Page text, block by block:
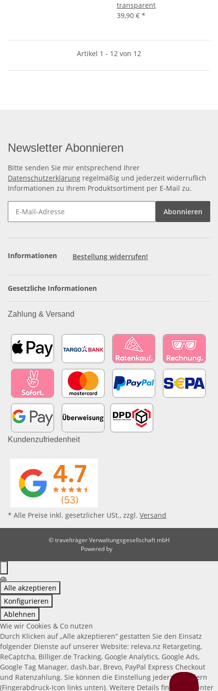
transparent
39,90 € *
Artikel 1 - 12 von 12
Newsletter Abonnieren
Bitte senden Sie mir entsprechend Ihrer
Datenschutzerklärung regelmäßig und jederzeit widerruflich
Informationen zu Ihrem Produktsortiment per E-Mail zu.
Abonnieren
Informationen Bestellung widerrufen!
Gesetzliche Informationen
Zahlung & Versand
Kundenzufriedenheit
* Alle Preise inkl. gesetzlicher USt., zzgl. Versand
© travelträger Verwaltungsgesellschaft mbH
Powered by
Alle akzeptieren
Konfigurieren
Ablehnen
Wie wir Cookies & Co nutzen
Durch Klicken auf „Alle akzeptieren“ gestatten Sie den Einsatz
folgender Dienste auf unserer Website: releva.nz Retargeting,
ReCaptcha, Billiger.de Tracking, Google Analytics, Google Ads,
Google Tag Manager, dash.bar, Brevo, PayPal Express Checkout
und Ratenzahlung. Sie können die Einstellung jederzeit ändern
(Fingerabdruck-Icon links unten). Weitere Details finden Sie unter